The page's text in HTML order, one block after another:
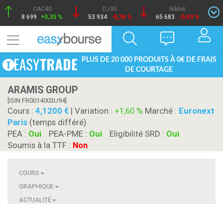
CAC40
8 699
+0,35 %
DJ30
53 934 -0,76 %
Nikkei
65 683
-0,93 %
PLUS DE 20 000 PRODUITS À 0€ DE FRAIS
DE COURTAGE
ARAMIS GROUP
[ISIN FR0014003U94]
Cours : 4,1200 | Variation : +1,60 % Marché : Euronext
Paris (temps différé)
PEA : Oui PEA-PME : Oui Eligibilité SRD : Oui
Soumis à la TTF : Non
COURS
GRAPHIQUE
ACTUALITÉ